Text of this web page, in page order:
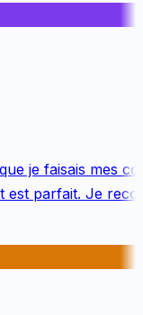
je faisais mes
parfait. Je